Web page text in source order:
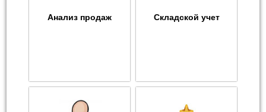
Анализ продаж Складской учет